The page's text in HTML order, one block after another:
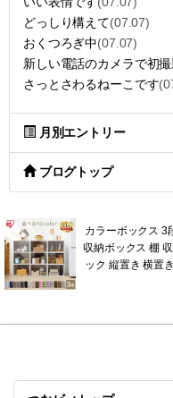
どっしり構えて(07.07)
おくつろぎ中(07.07)
新しい電話のカメラで初
さっとさわるねーこです
月別エントリー
ブログトップ
カラーボックス 3
収納ボックス 棚
ック 縦置き 横置